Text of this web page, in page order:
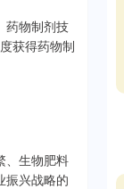
药物制剂技
获得药物制
、生物肥料
振兴战略的